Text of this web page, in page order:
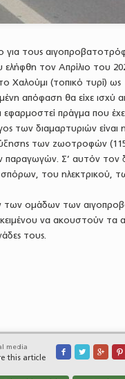
για τους
τον Απρίλιο του
Χαλούμι (τοπικό τυρί) ως
απόφαση θα είχε ισχύ
πράγμα που
των διαμαρτυριών είναι
των ζωοτροφών
παραγωγών. Σ’ αυτόν τον
σπόρων, του ηλεκτρικού,
ομάδων των
να ακουστούν τα
τους.
media
this article
   